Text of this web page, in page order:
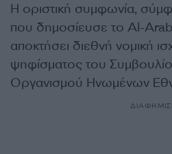
Η οριστική συμφωνία,
που δημοσίευσε το Al-
αποκτήσει διεθνή νομική
ψηφίσματος του
Οργανισμού Ηνωμένων